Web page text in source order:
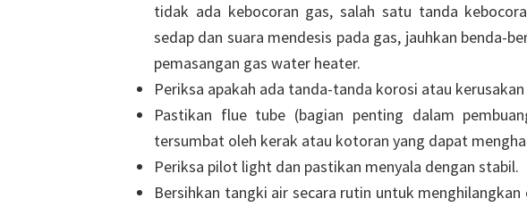
tidak ada kebocoran gas, salah satu tanda
sedap dan suara mendesis pada gas, jauhkan benda-
pemasangan gas water heater.
Periksa apakah ada tanda-tanda korosi atau
Pastikan flue tube (bagian penting dalam
tersumbat oleh kerak atau kotoran yang dapat
Periksa pilot light dan pastikan menyala dengan stabil.
Bersihkan tangki air secara rutin untuk